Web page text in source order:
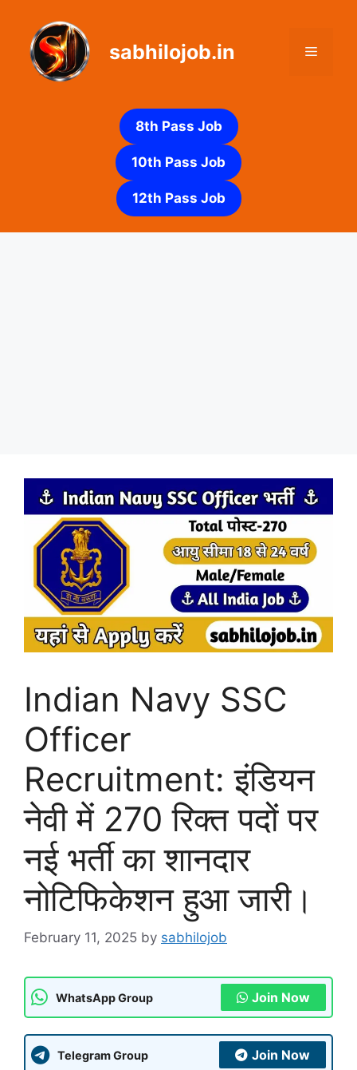
content
sabhilojob.in Menu
8th Pass Job
10th Pass Job
12th Pass Job
Indian Navy SSC
Officer
Recruitment: इंडियन
नेवी में 270 रिक्त पदों पर
नई भर्ती का शानदार
नोटिफिकेशन हुआ जारी।
February 11, 2025 by sabhilojob
WhatsApp Group Join Now
Telegram Group Join Now